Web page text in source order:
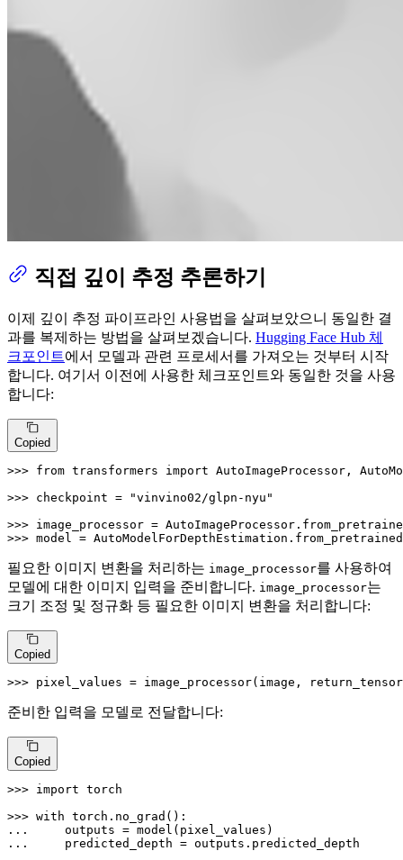
직접 깊이 추정 추론하기
이제 깊이 추정 파이프라인 사용법을 살펴보았으니 동일한 결
과를 복제하는 방법을 살펴보겠습니다. Hugging Face Hub 체
크포인트에서 모델과 관련 프로세서를 가져오는 것부터 시작
합니다. 여기서 이전에 사용한 체크포인트와 동일한 것을 사용
합니다:
Copied
>>> from transformers import AutoImageProcessor,
>>> checkpoint =
"vinvino02/glpn-nyu"
>>>
>>> model =
필요한 이미지 변환을 처리하는 image_processor를 사용하여
모델에 대한 이미지 입력을 준비합니다. image_processor는
크기 조정 및 정규화 등 필요한 이미지 변환을 처리합니다:
Copied
>>> pixel_values = image_processor(image,
준비한 입력을 모델로 전달합니다:
Copied
>>> import torch
>>> with
...
...
    predicted_depth = outputs.predicted_depth